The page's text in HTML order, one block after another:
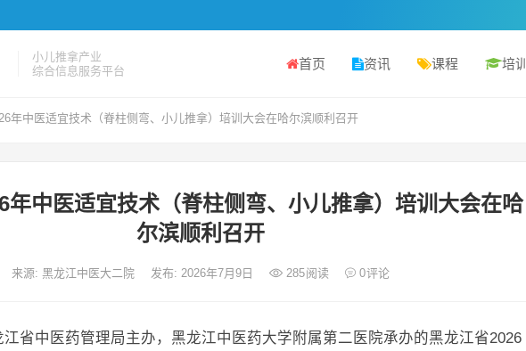
小儿推拿产业
综合信息服务平台
首页 资讯 课程 培训
年中医适宜技术（脊柱侧弯、小儿推拿）培训大会在哈尔滨顺利召开
年中医适宜技术（脊柱侧弯、小儿推拿）培训大会在哈
尔滨顺利召开
来源: 黑龙江中医大二院 发布: 2026年7月9日 285阅读 0评论
省中医药管理局主办，黑龙江中医药大学附属第二医院承办的黑龙江省2026